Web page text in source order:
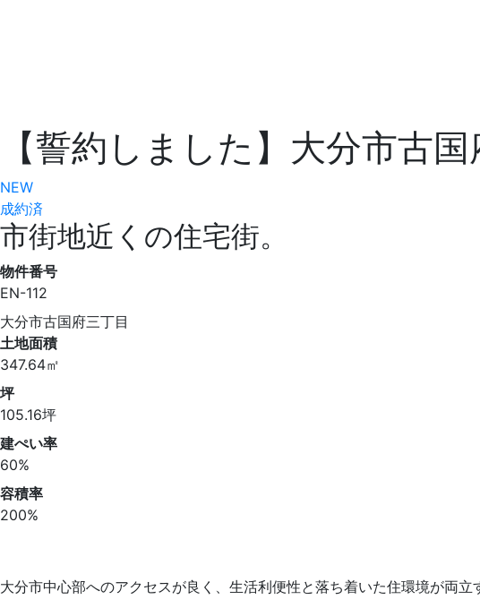
【誓約しました】大分市古
NEW
成約済
市街地近くの住宅街。
物件番号
EN-112
大分市古国府三丁目
土地面積
347.64㎡
坪
105.16坪
建ぺい率
60%
容積率
200%
大分市中心部へのアクセスが良く、生活利便性と落ち着いた住環境が両